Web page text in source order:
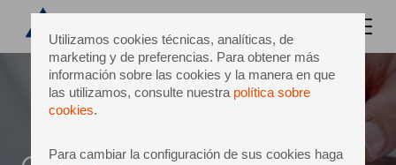
Utilizamos cookies técnicas, analíticas, de
marketing y de preferencias. Para obtener más
información sobre las cookies y la manera en que
las utilizamos, consulte nuestra política sobre
cookies.
Para cambiar la configuración de sus cookies haga